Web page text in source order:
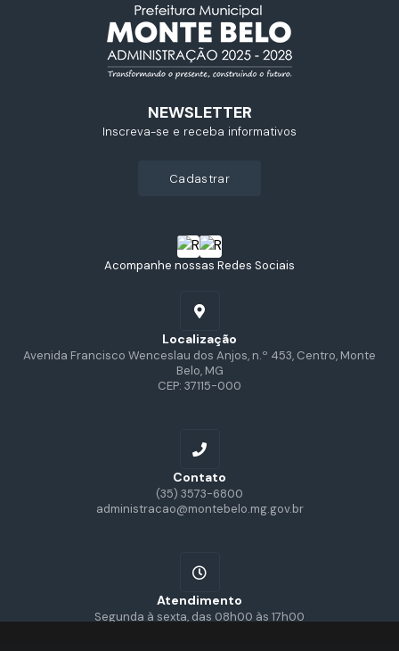
Acompanhe nossas Redes Sociais
Localização
Avenida Francisco Wenceslau dos Anjos, n.º 453, Centro, Monte
Belo, MG
CEP: 37115-000
Contato
(35) 3573-6800
administracao@montebelo.mg.gov.br
Atendimento
Segunda à sexta, das 08h00 às 17h00
NEWSLETTER
Inscreva-se e receba informativos
cadastrar